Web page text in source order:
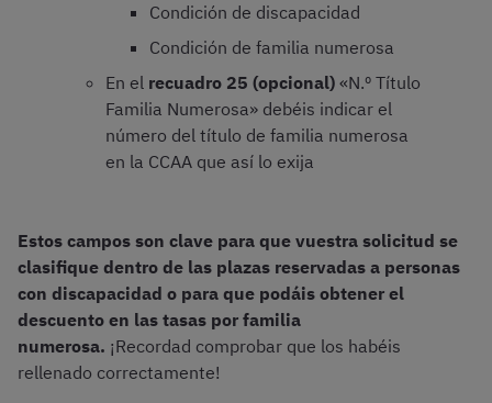
Condición de discapacidad
Condición de familia numerosa
En el recuadro 25 (opcional) «N.º Título
Familia Numerosa» debéis indicar el
número del título de familia numerosa
en la CCAA que así lo exija
Estos campos son clave para que vuestra solicitud se
clasifique dentro de las plazas reservadas a personas
con discapacidad o para que podáis obtener el
descuento en las tasas por familia
numerosa. ¡Recordad comprobar que los habéis
rellenado correctamente!